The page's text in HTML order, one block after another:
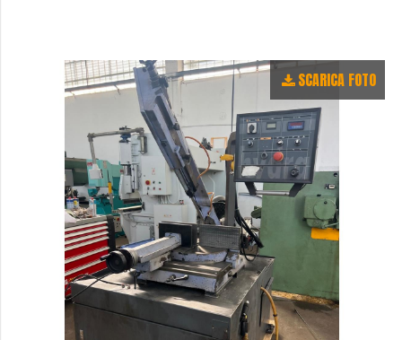
SCARICA FOTO